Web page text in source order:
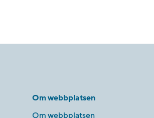
Om webbplatsen
Om webbplatsen